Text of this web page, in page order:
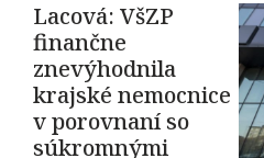
Lacová: VšZP
finančne
znevýhodnila
krajské nemocnice
v porovnaní so
súkromnými